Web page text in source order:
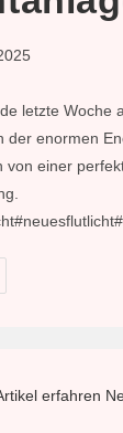
letzte Woche
der enormen
von einer